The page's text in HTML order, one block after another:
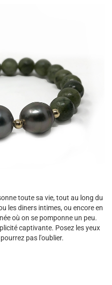
toute sa vie, tout au long du
les diners intimes, ou encore en
où on se pomponne un peu.
captivante. Posez les yeux
pas l'oublier.